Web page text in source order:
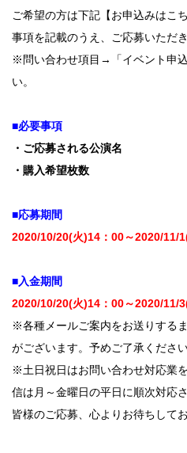
ご希望の方は下記【お申込みはこ
事項を記載のうえ、ご応募いただ
※問い合わせ項目→「イベント申
い。
■必要事項
・ご応募される公演名
・購入希望枚数
■応募期間
2020/10/20(火)14：00～2020/11/
■入金期間
2020/10/20(火)14：00～2020/11/
※各種メールご案内をお送りする
がございます。予めご了承ください
※土日祝日はお問い合わせ対応業
信は月～金曜日の平日に順次対応
皆様のご応募、心よりお待ちして